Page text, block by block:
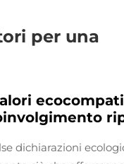
per una
dichiarazioni